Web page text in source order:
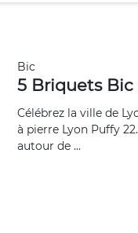
Bic
5 Briquets Bic
Célébrez la ville de
à pierre Lyon Puffy
autour de ...